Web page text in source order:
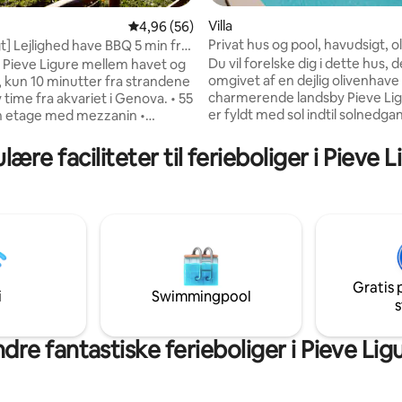
bedømmelse, 80 omtaler
4,96 ud af 5 i gennemsnitlig bedømmelse,
4,96 (56)
Lejlighed have BBQ 5 min fra
Pieve Ligure mellem havet og
kun 10 minutter fra strandene
fra akvariet i Genova. • 55
med mezzanin •
havudsigt og smart
• Gæstesoveværelse på
stranden, der er indrettet til
Oplev Ligurien
design og betagende udsigt.
Villa
Privat hus og pool, havudsigt,
Du vil forelske dig i dette hus,
omgivet af en dejlig olivenhave
charmerende landsby Pieve
er fyldt med sol indtil
blevet en eksklusiv
privilegeret og dominerende
ønsker at fordybe sig i en
kontakt med områdets
fylde deres øjne med lys og
faciliteter til ferieboliger i Pieve
Swimmingpool
Gratis
fantastiske ferieboliger i Pieve